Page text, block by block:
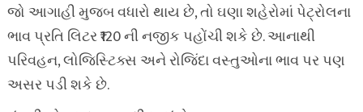
જો આગાહી મુજબ વધારો થાય છે, તો ઘણા શહેરોમાં પેટ્રોલના
ભાવ પ્રતિ લિટર ₹120 ની નજીક પહોંચી શકે છે. આનાથી
પરિવહન, લોજિસ્ટિક્સ અને રોજિંદા વસ્તુઓના ભાવ પર પણ
અસર પડી શકે છે.